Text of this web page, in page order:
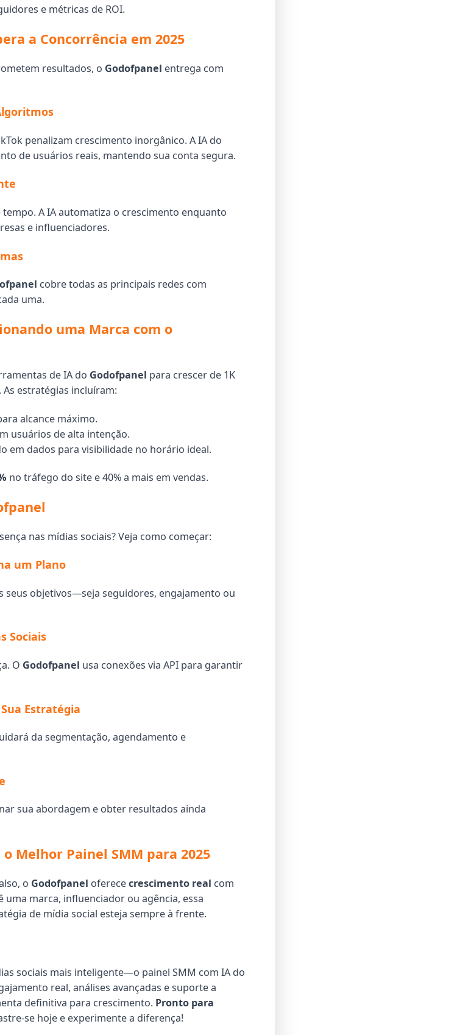
e métricas de ROI.
a Concorrência em 2025
resultados, o Godofpanel entrega com
penalizam crescimento inorgânico. A IA do
de usuários reais, mantendo sua conta segura.
A IA automatiza o crescimento enquanto
e influenciadores.
cobre todas as principais redes com
uma.
uma Marca com o
de IA do Godofpanel para crescer de 1K
As estratégias incluíram:
alcance máximo.
usuários de alta intenção.
em dados para visibilidade no horário ideal.
no tráfego do site e 40% a mais em vendas.
nas mídias sociais? Veja como começar:
um Plano
seus objetivos—seja seguidores, engajamento ou
Sociais
O Godofpanel usa conexões via API para garantir
Estratégia
da segmentação, agendamento e
sua abordagem e obter resultados ainda
Melhor Painel SMM para 2025
o Godofpanel oferececrescimento real com
uma marca, influenciador ou agência, essa
de mídia social esteja sempre à frente.
sociais mais inteligente—o painel SMM com IA do
real, análises avançadas e suporte a
definitiva para crescimento. Pronto para
se hoje e experimente a diferença!